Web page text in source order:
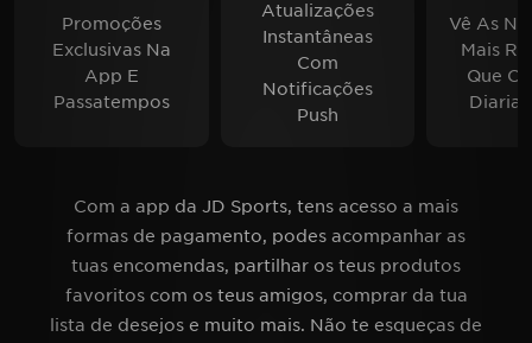
Promoções
Exclusivas Na
App E
Passatempos
Atualizações
Instantâneas
Com
Notificações
Push
Vê As
Mais
Que
Com a app da JD Sports, tens acesso a mais
formas de pagamento, podes acompanhar as
tuas encomendas, partilhar os teus produtos
favoritos com os teus amigos, comprar da tua
lista de desejos e muito mais. Não te esqueças de